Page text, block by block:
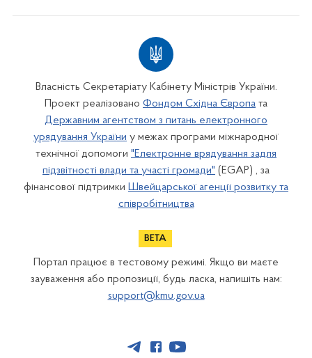
Власність Секретаріату Кабінету Міністрів України.
Проект реалізовано Фондом Східна Європа та
Державним агентством з питань електронного
урядування України у межах програми міжнародної
технічної допомоги "Електронне врядування задля
підзвітності влади та участі громади" (EGAP) , за
фінансової підтримки Швейцарської агенції розвитку та
співробітництва
Портал працює в тестовому режимі. Якщо ви маєте
зауваження або пропозиції, будь ласка, напишіть нам:
support@kmu.gov.ua